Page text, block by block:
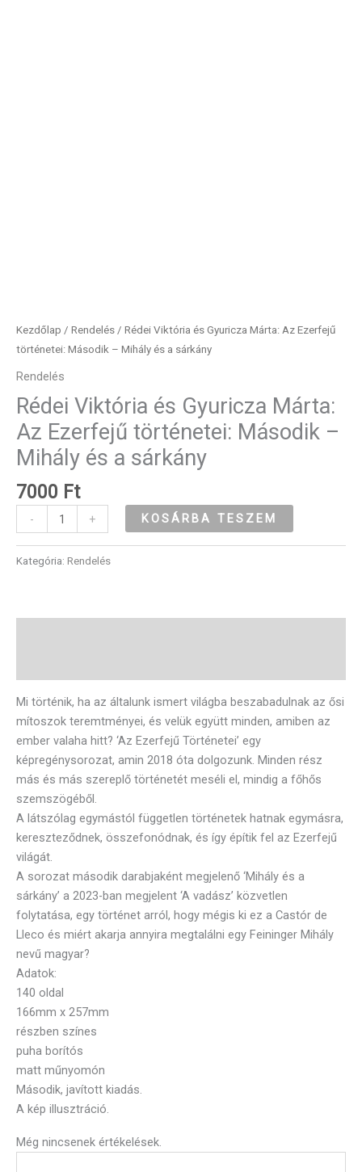
Kezdőlap / Rendelés / Rédei Viktória és Gyuricza Márta: Az Ezerfejű
történetei: Második – Mihály és a sárkány
Rendelés
Rédei Viktória és Gyuricza Márta:
Az Ezerfejű történetei: Második –
Mihály és a sárkány
7000 Ft
- + KOSÁRBA TESZEM
Kategória: Rendelés
Mi történik, ha az általunk ismert világba beszabadulnak az ősi
mítoszok teremtményei, és velük együtt minden, amiben az
ember valaha hitt? ‘Az Ezerfejű Történetei’ egy
képregénysorozat, amin 2018 óta dolgozunk. Minden rész
más és más szereplő történetét meséli el, mindig a főhős
szemszögéből.
A látszólag egymástól független történetek hatnak egymásra,
kereszteződnek, összefonódnak, és így építik fel az Ezerfejű
világát.
A sorozat második darabjaként megjelenő ‘Mihály és a
sárkány’ a 2023-ban megjelent ‘A vadász’ közvetlen
folytatása, egy történet arról, hogy mégis ki ez a Castór de
Lleco és miért akarja annyira megtalálni egy Feininger Mihály
nevű magyar?
Adatok:
140 oldal
166mm x 257mm
részben színes
puha borítós
matt műnyomón
Második, javított kiadás.
A kép illusztráció.
Még nincsenek értékelések.